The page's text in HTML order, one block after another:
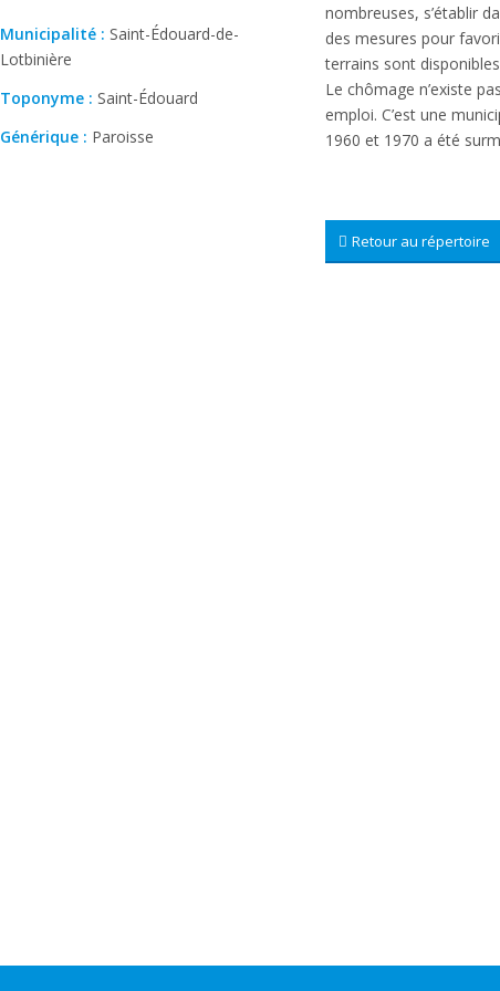
Municipalité : Saint-Édouard-de-
Lotbinière
Toponyme : Saint-Édouard
Générique : Paroisse
nombreuses, s’établir
des mesures pour
terrains sont
Le chômage n’existe
emploi. C’est une
1960 et 1970 a été
Retour au répertoire